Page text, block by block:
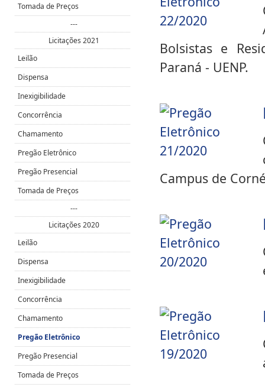
Bolsistas e
Paraná - UENP.
Campus de
Tomada de Preços
---
Licitações 2021
Leilão
Dispensa
Inexigibilidade
Concorrência
Chamamento
Pregão Eletrônico
Pregão Presencial
Tomada de Preços
---
Licitações 2020
Leilão
Dispensa
Inexigibilidade
Concorrência
Chamamento
Pregão Eletrônico
Pregão Presencial
Tomada de Preços